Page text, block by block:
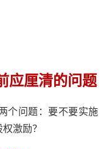
应厘清的问题
个问题：要不要实施
激励？